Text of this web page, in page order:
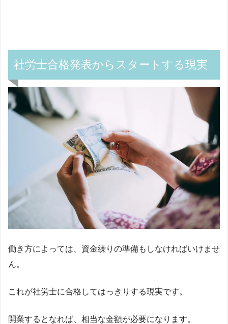
社労士合格発表からスタートする現実
働き方によっては、資金繰りの準備もしなければいけませ
ん。
これが社労士に合格してはっきりする現実です。
開業するとなれば、相当な金額が必要になります。